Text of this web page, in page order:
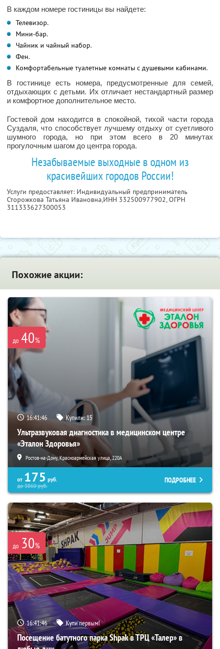
В каждом номере гостиницы вы найдете:
Телевизор.
Мини-бар.
Чайник и чайный набор.
Фен.
Комфортабельные туалетные комнаты с душевыми кабинами.
В гостинице есть номера, предусмотренные для семей,
отдыхающих с детьми. Их отличает нестандартный размер
и комфортное дополнительное место.
Гостевой дом находится в спокойной, тихой части города
Суздаля, что способствует лучшему отдыху от суетливого
шумного города, но при этом всего в 20 минутах
прогулочным шагом до центра города.
Незабываемые выходные в одном из
красивейших городов России!
Услуги предоставляет: Индивидуальный предприниматель
Сторожкова Татьяна Ивановна,ИНН 332500977902, ОГРН
311333627300053
Похожие акции:
до 40%
16:41:45 Купили:15
Ультразвуковая диагностика в медицинском центре
«Эталон Здоровья»
Ростов-на-Дону, Красноармейская улица, 220А
от 175 руб.
до3860руб.
ПОДРОБНЕЕ
до 30%
16:41:45 Купи первым!
Посещение батутного парка Shpak в ТРЦ «Талер» в